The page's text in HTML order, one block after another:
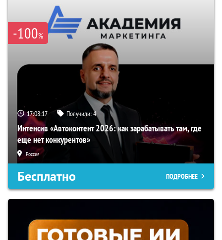
-100%
17:08:16 Получили:4
Интенсив «Автоконтент 2026: как зарабатывать там, где
еще нет конкурентов»
Россия
Бесплатно ПОДРОБНЕЕ